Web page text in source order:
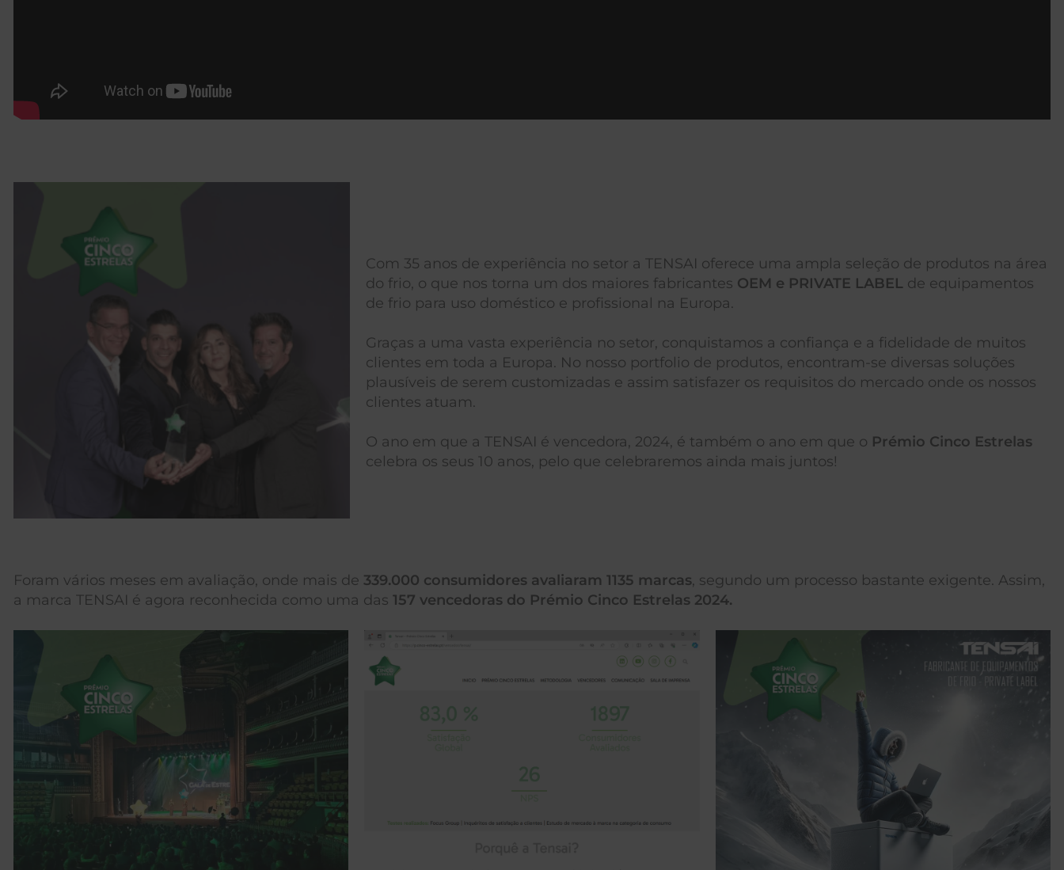
Com 35 anos de experiência no setor a TENSAI oferece uma ampla seleção de produtos na área
do frio, o que nos torna um dos maiores fabricantes OEM e PRIVATE LABEL de equipamentos
de frio para uso doméstico e profissional na Europa.
Graças a uma vasta experiência no setor, conquistamos a confiança e a fidelidade de muitos
clientes em toda a Europa. No nosso portfolio de produtos, encontram-se diversas soluções
plausíveis de serem customizadas e assim satisfazer os requisitos do mercado onde os nossos
clientes atuam.
O ano em que a TENSAI é vencedora, 2024, é também o ano em que o Prémio Cinco Estrelas
celebra os seus 10 anos, pelo que celebraremos ainda mais juntos!
Foram vários meses em avaliação, onde mais de 339.000 consumidores avaliaram 1135 marcas, segundo um processo bastante exigente. Assim,
a marca TENSAI é agora reconhecida como uma das 157 vencedoras do Prémio Cinco Estrelas 2024.